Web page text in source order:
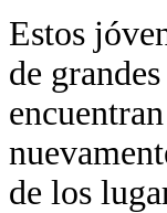
Estos
de
de los